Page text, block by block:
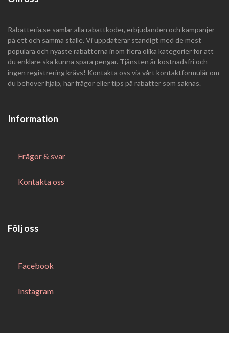
Rabatteria.se samlar alla rabattkoder, erbjudanden och kampanjer
på ett och samma ställe. Vi uppdaterar ständigt med de mest
populära och nyaste rabatterna inom flera olika kategorier för att
du enklare ska kunna spara pengar. Tjänsten är kostnadsfri och
ingen registrering krävs! Kontakta oss via vårt kontaktformulär om
du behöver hjälp, har frågor eller tips på rabatter som saknas.
Information
Frågor & svar
Kontakta oss
Följ oss
Facebook
Instagram